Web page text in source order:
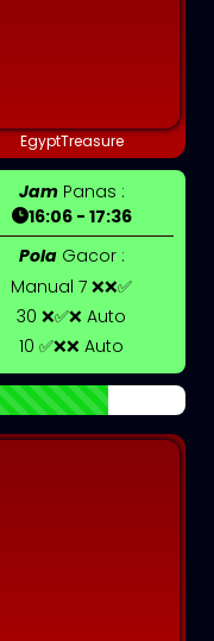
EgyptTreasure
JamPanas :
16:06 - 17:36
PolaGacor :
Manual 7 ❌❌✅
30 ❌✅❌ Auto
10 ✅❌❌ Auto